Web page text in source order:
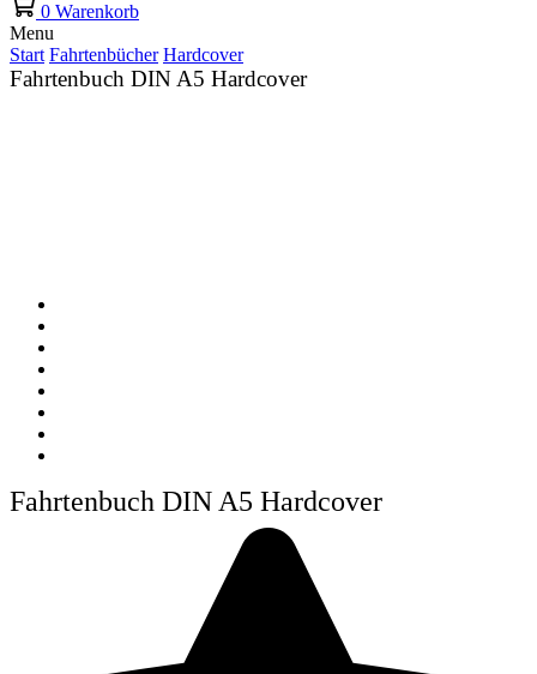
0 Warenkorb
Menu
Start Fahrtenbücher Hardcover
Fahrtenbuch DIN A5 Hardcover
Fahrtenbuch DIN A5 Hardcover